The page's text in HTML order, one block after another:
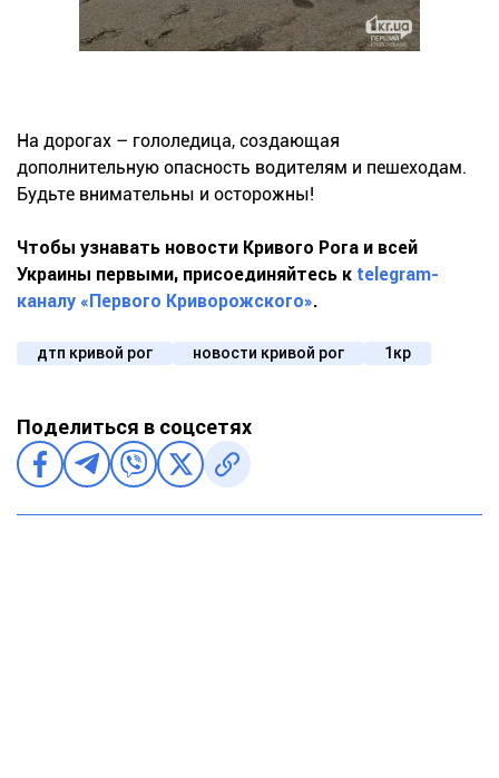
На дорогах – гололедица, создающая
дополнительную опасность водителям и пешеходам.
Будьте внимательны и осторожны!
Чтобы узнавать новости Кривого Рога и всей
Украины первыми, присоединяйтесь к telegram-
каналу «Первого Криворожского».
дтп кривой рог новости кривой рог 1кр
Поделиться в соцсетях